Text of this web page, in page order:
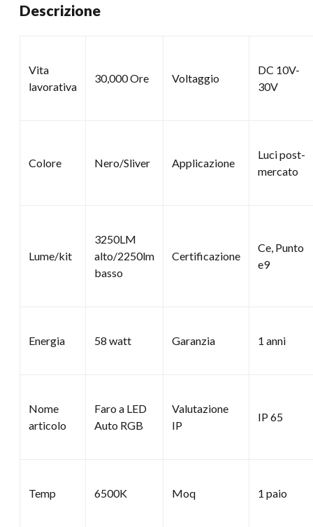
Descrizione
Vita
lavorativa
30,000 Ore Voltaggio
DC 10V-
30V
Colore Nero/Sliver Applicazione
Luci post-
mercato
Lume/kit
3250LM
alto/2250lm
basso
Certificazione
Ce, Punto
e9
Energia 58 watt Garanzia 1 anni
Nome
articolo
Faro a LED
Auto RGB
Valutazione
IP
IP 65
Temp 6500K Moq 1 paio